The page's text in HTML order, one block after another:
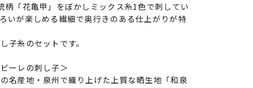
柄「花亀甲」をぼかしミックス糸1色で刺してい
いが楽しめる繊細で奥行きのある仕上がりが特
子糸のセットです。
ーレの刺し子＞
名産地・泉州で織り上げた上質な晒生地「和泉